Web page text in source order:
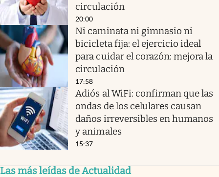
circulación
20:00
Ni caminata ni gimnasio ni
bicicleta fija: el ejercicio ideal
para cuidar el corazón: mejora la
circulación
17:58
Adiós al WiFi: confirman que las
ondas de los celulares causan
daños irreversibles en humanos
y animales
15:37
Las más leídas de Actualidad